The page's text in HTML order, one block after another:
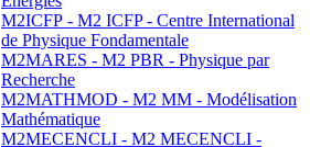
M2ICFP - M2 ICFP - Centre International
de Physique Fondamentale
M2MARES - M2 PBR - Physique par
Recherche
M2MATHMOD - M2 MM - Modélisation
Mathématique
M2MECENCLI - M2 MECENCLI -